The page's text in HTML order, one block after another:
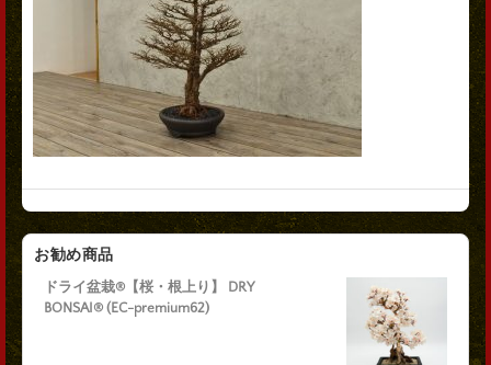
お勧め商品
ドライ盆栽®【桜・根上り】 DRY
BONSAI® (EC-premium62)